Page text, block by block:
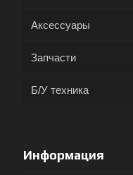
Аксессуары
Запчасти
Б/У техника
Информация